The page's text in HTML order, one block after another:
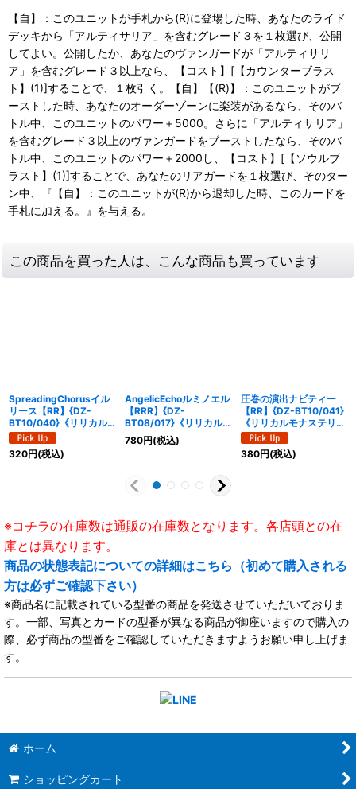
【自】：このユニットが手札から(R)に登場した時、あなたのライド
デッキから「アルティサリア」を含むグレード３を１枚選び、公開
してよい。公開したか、あなたのヴァンガードが「アルティサリ
ア」を含むグレード３以上なら、【コスト】[【カウンターブラス
ト】(1)]することで、１枚引く。【自】【(R)】：このユニットがブ
ーストした時、あなたのオーダーゾーンに楽装があるなら、そのバ
トル中、このユニットのパワー＋5000。さらに「アルティサリア」
を含むグレード３以上のヴァンガードをブーストしたなら、そのバ
トル中、このユニットのパワー＋2000し、【コスト】[【ソウルブ
ラスト】(1)]することで、あなたのリアガードを１枚選び、そのター
ン中、『【自】：このユニットが(R)から退却した時、このカードを
手札に加える。』を与える。
この商品を買った人は、こんな商品も買っています
SpreadingChorusイル
リース【RR】{DZ-
BT10/040}《リリカル
モナステリオ》
320円(税込)
AngelicEchoルミノエル
【RRR】{DZ-
BT08/017}《リリカル
モナステリオ》
780円(税込)
圧巻の演出ナビティー
【RR】{DZ-BT10/041}
《リリカルモナステリ
オ》
380円(税込)
※コチラの在庫数は通販の在庫数となります。各店頭との在
庫とは異なります。
商品の状態表記についての詳細はこちら（初めて購入される
方は必ずご確認下さい）
※商品名に記載されている型番の商品を発送させていただいておりま
す。一部、写真とカードの型番が異なる商品が御座いますので購入の
際、必ず商品の型番をご確認していただきますようお願い申し上げま
す。
ホーム
ショッピングカート